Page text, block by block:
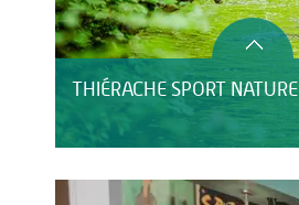
THIÉRACHE SPORT NATURE